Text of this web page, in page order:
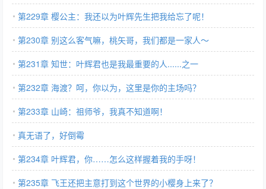
第229章 樱公主：我还以为叶辉先生把我给忘了呢！
第230章 别这么客气嘛，桃矢哥，我们都是一家人～
第231章 知世：叶辉君也是我最重要的人......之一
第232章 海渡？呵，你以为，这里是你的主场吗？
第233章 山崎：祖师爷，我真不知道啊！
真无语了，好倒霉
第234章 叶辉君，你……怎么这样握着我的手呀！
第235章 飞王还把主意打到这个世界的小樱身上来了？